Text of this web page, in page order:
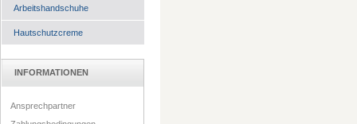
Arbeitshandschuhe
Hautschutzcreme
INFORMATIONEN
Ansprechpartner